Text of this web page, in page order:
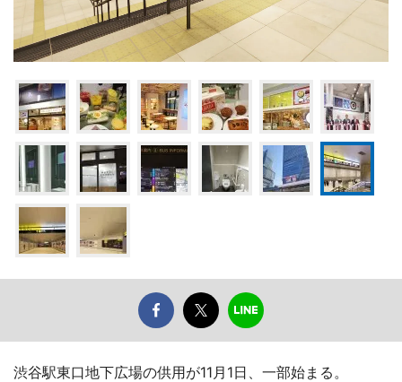
渋谷駅東口地下広場の供用が11月1日、一部始まる。